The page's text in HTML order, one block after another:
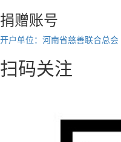
捐赠账号
开户单位：河南省慈善联合总会
扫码关注